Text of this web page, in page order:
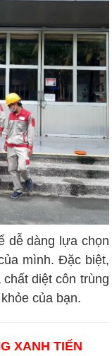
dàng lựa chọn
mình. Đặc biệt,
diệt côn trùng
của bạn.
XANH TIẾN